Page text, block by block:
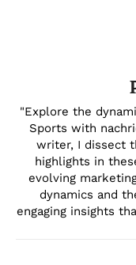
"Explore the
Sports with
writer, I dissect
highlights in
evolving
dynamics and
engaging insights